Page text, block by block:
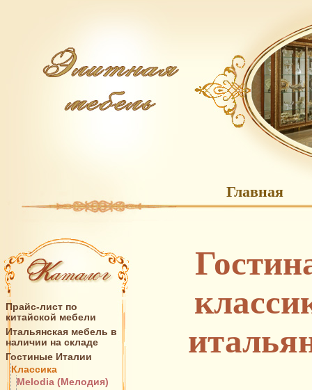
Главная
Прайс-лист по
китайской мебели
Итальянская мебель в
наличии на складе
Гостиные Италии
Классика
Melodia (Мелодия)